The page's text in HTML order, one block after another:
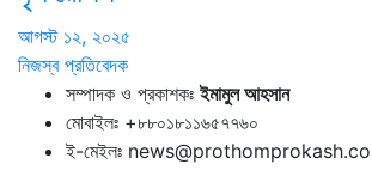
আগস্ট ১২, ২০২৫
নিজস্ব প্রতিবেদক
সম্পাদক ও প্রকাশকঃইমামুল আহসান
মোবাইলঃ +৮৮০১৮১১৬৫৭৭৬০
ই-মেইলঃ